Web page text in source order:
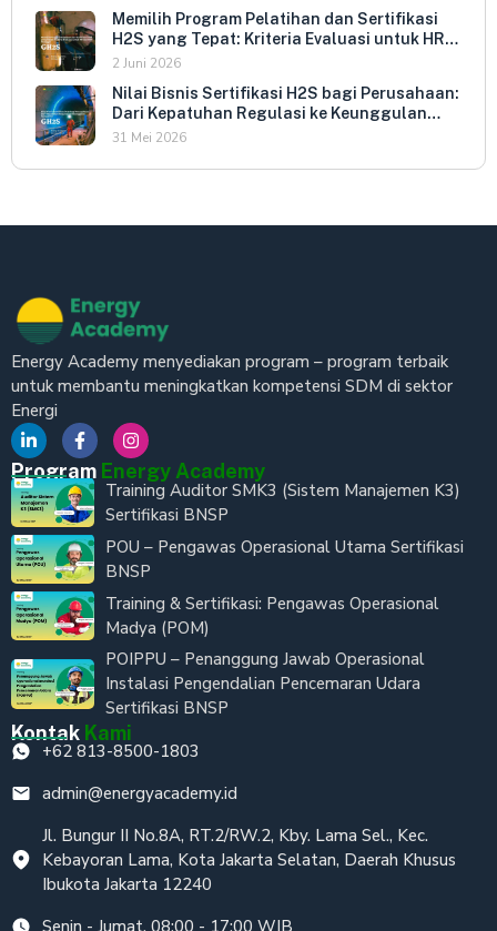
Memilih Program Pelatihan dan Sertifikasi
H2S yang Tepat: Kriteria Evaluasi untuk HR
dan HSE Manager
2 Juni 2026
Nilai Bisnis Sertifikasi H2S bagi Perusahaan:
Dari Kepatuhan Regulasi ke Keunggulan
Kompetitif
31 Mei 2026
Energy Academy menyediakan program – program terbaik
untuk membantu meningkatkan kompetensi SDM di sektor
Energi
Program Energy Academy
Training Auditor SMK3 (Sistem Manajemen K3)
Sertifikasi BNSP
POU – Pengawas Operasional Utama Sertifikasi
BNSP
Training & Sertifikasi: Pengawas Operasional
Madya (POM)
POIPPU – Penanggung Jawab Operasional
Instalasi Pengendalian Pencemaran Udara
Sertifikasi BNSP
Kontak Kami
+62 813-8500-1803
admin@energyacademy.id
Jl. Bungur II No.8A, RT.2/RW.2, Kby. Lama Sel., Kec.
Kebayoran Lama, Kota Jakarta Selatan, Daerah Khusus
Ibukota Jakarta 12240